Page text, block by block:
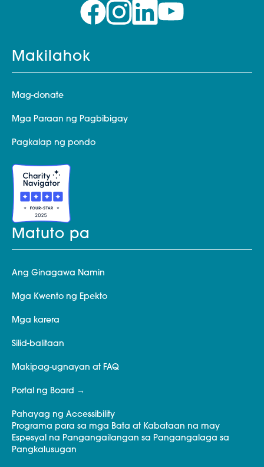
Makilahok
Mag-donate
Mga Paraan ng Pagbibigay
Pagkalap ng pondo
Matuto pa
Ang Ginagawa Namin
Mga Kwento ng Epekto
Mga karera
Silid-balitaan
Makipag-ugnayan at FAQ
Portal ng Board
Pahayag ng Accessibility
Programa para sa mga Bata at Kabataan na may
Espesyal na Pangangailangan sa Pangangalaga sa
Pangkalusugan